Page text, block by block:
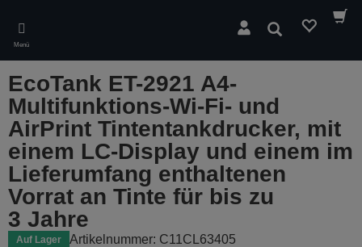
main
content
Menü
Suchen
EcoTank ET-2921 A4-
Multifunktions-Wi-Fi- und
AirPrint Tintentankdrucker, mit
einem LC-Display und einem im
Lieferumfang enthaltenen
Vorrat an Tinte für bis zu
3 Jahre
Auf Lager Artikelnummer: C11CL63405